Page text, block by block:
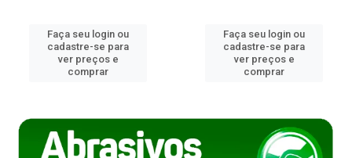
Faça seu login ou
cadastre-se para
ver preços e
comprar
Faça seu login ou
cadastre-se para
ver preços e
comprar